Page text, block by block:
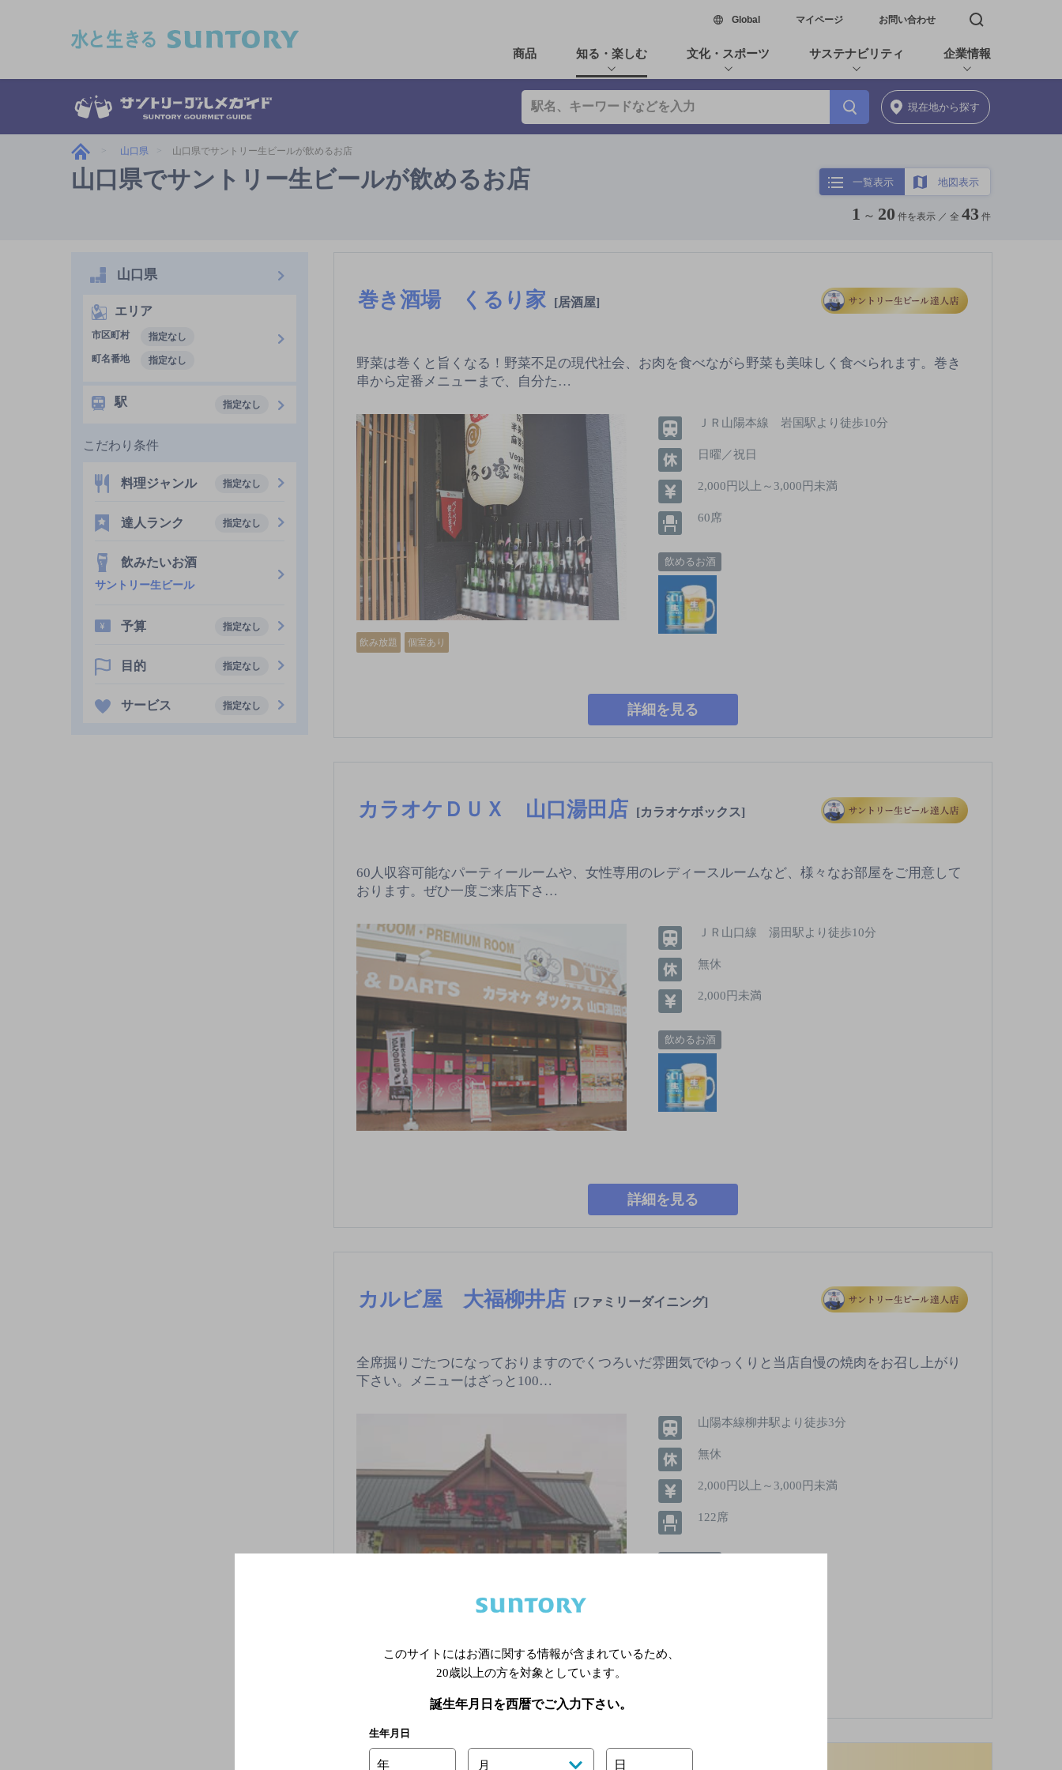
Global新しいウィンドウで開く
マイページ お問い合わせ 検索窓を開く
商品 知る・楽しむ 文化・スポーツ サステナビリティ 企業情報
現在地から探す
山口県 山口県でサントリー生ビールが飲めるお店
山口県でサントリー生ビールが飲めるお店 一覧表示 地図表示
1 ～ 20 件を表示 ／ 全 43 件
巻き酒場 くるり家 [居酒屋]
野菜は巻くと旨くなる！野菜不足の現代社会、お肉を食べながら野菜も美味しく食べられます。巻き
串から定番メニューまで、自分た…
飲み放題 個室あり
ＪＲ山陽本線 岩国駅より徒歩10分
日曜／祝日
2,000円以上～3,000円未満
60席
飲めるお酒
詳細を見る
カラオケＤＵＸ 山口湯田店 [カラオケボックス]
60人収容可能なパーティールームや、女性専用のレディースルームなど、様々なお部屋をご用意して
おります。ぜひ一度ご来店下さ…
ＪＲ山口線 湯田駅より徒歩10分
無休
2,000円未満
飲めるお酒
詳細を見る
カルビ屋 大福柳井店 [ファミリーダイニング]
全席掘りごたつになっておりますのでくつろいだ雰囲気でゆっくりと当店自慢の焼肉をお召し上がり
下さい。メニューはざっと100…
山陽本線柳井駅より徒歩3分
無休
2,000円以上～3,000円未満
122席
山口県
エリア
市区町村
指定なし
町名番地
指定なし
駅 指定なし
こだわり条件
料理ジャンル 指定なし
達人ランク 指定なし
飲みたいお酒
サントリー生ビール
予算 指定なし
目的 指定なし
サービス 指定なし
このサイトにはお酒に関する情報が含まれているため、
20歳以上の方を対象としています。
誕生年月日を西暦でご入力下さい。
生年月日
年 月 日